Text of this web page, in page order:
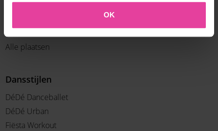
OK
Dansscholen
Alle plaatsen
Dansstijlen
DéDé Danceballet
DéDé Urban
Fiësta Workout